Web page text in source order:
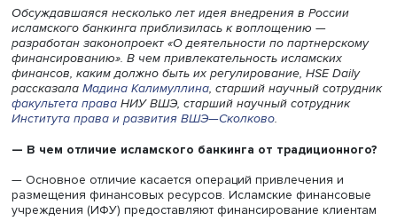
Обсуждавшаяся несколько лет идея внедрения в
исламского банкинга приблизилась к воплощению —
разработан законопроект «О деятельности по
финансированию». В чем привлекательность исламских
финансов, каким должно быть их регулирование, HSE
рассказалаМадина Калимуллина, старший научный
факультета праваНИУ ВШЭ, старший научный
Института права и развития ВШЭ—Сколково.